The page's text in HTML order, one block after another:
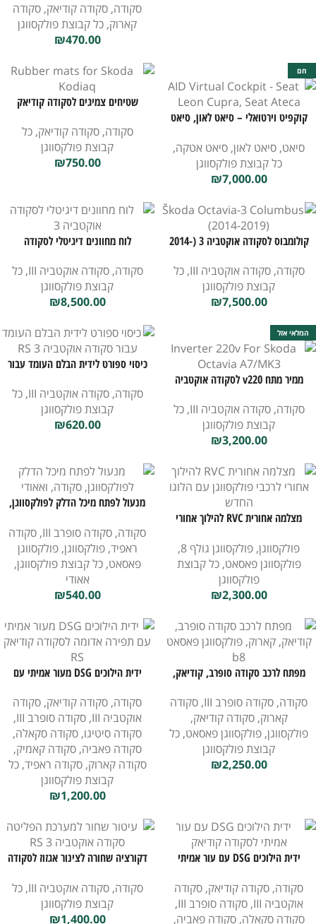
סקודה, סקודה קודיאק, סקודה
קארוק, כל קבוצת פולקסווגן
₪470.00
חם
קוקפיט וירטואלי – סיאט לאון, סיאט
סיאט, סיאט לאון, סיאט אטקה,
כל קבוצת פולקסווגן
₪7,000.00
שטיחים צמיגים לסקודה קודיאק
סקודה, סקודה קודיאק, כל
קבוצת פולקסווגן
₪750.00
קולומבוס לסקודה אוקטביה 3 (2014-
סקודה, סקודה אוקטביה III , כל
קבוצת פולקסווגן
₪7,500.00
לוח מחוונים דיגיטלי לסקודה
סקודה, סקודה אוקטביה III , כל
קבוצת פולקסווגן
₪8,500.00
המלאי אזל
ממיר מתח v220 לסקודה אוקטביה
סקודה, סקודה אוקטביה III , כל
קבוצת פולקסווגן
₪3,200.00
כיסוי ספורט לידית הבלם העומד עבור
סקודה, סקודה אוקטביה III , כל
קבוצת פולקסווגן
₪620.00
מצלמה אחורית RVC להילוך אחורי
פולקסווגן, פולקסווגן גולף 8
,
פולקסווגן פאסאט, כל קבוצת
פולקסווגן
₪2,300.00
מנעול לפתח מיכל הדלק לפולקסווגן,
סקודה, סקודה סופרב III , סקודה
ראפיד, פולקסווגן, פולקסווגן
פאסאט, כל קבוצת פולקסווגן,
אאודי
₪540.00
מפתח לרכב סקודה סופרב, קודיאק,
סקודה, סקודה סופרב III , סקודה
קארוק, סקודה קודיאק,
פולקסווגן, פולקסווגן פאסאט, כל
קבוצת פולקסווגן
₪2,250.00
ידית הילוכים DSG מעור אמיתי עם
סקודה, סקודה קודיאק, סקודה
אוקטביה III
, סקודה סופרב III
,
סקודה סיטיגו, סקודה סקאלה,
סקודה פאביה, סקודה קאמיק,
סקודה קארוק, סקודה ראפיד, כל
קבוצת פולקסווגן
₪1,200.00
ידית הילוכים DSG עם עור אמיתי
סקודה, סקודה קודיאק, סקודה
אוקטביה III
, סקודה סופרב III
,
סקודה סקאלה, סקודה פאביה,
דקורציה שחורה לצינור אגזוז לסקודה
סקודה, סקודה אוקטביה III , כל
קבוצת פולקסווגן
₪1,400.00